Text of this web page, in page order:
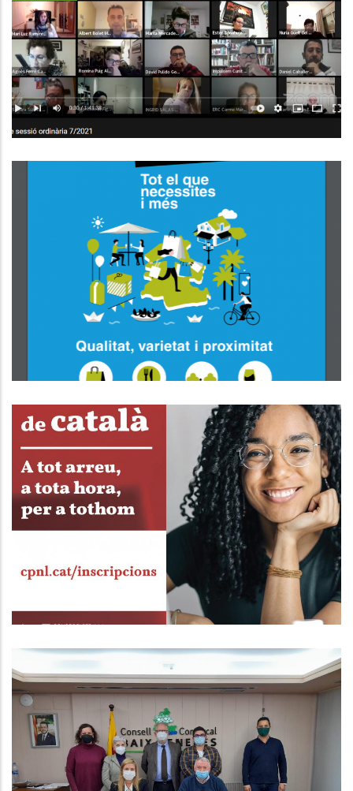
PENEDÈS APROVA EL PRESSUPOST
MÉS ALT DE LA SEVA HISTÒRIA
Altres
PRIMERA CAMPANYA DE
DINAMITZACIÓ DE COMERÇ «BAIX
PENEDÈS ACTIU 2021»
Ocupació
CURSOS DE CATALÀ (CPNL) DEL
PRIMER TRIMESTRE (GENER-MARÇ
2022)
EL CONSELL DEMANA MÉS
POLÍTIQUES ACTIVES PER GENERAR
OCUPACIÓ A LA COMARCA